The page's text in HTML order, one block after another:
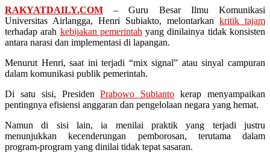
RAKYATDAILY.COM – Guru Besar Ilmu Komunikasi
Universitas Airlangga, Henri Subiakto, melontarkan kritik tajam
terhadap arah kebijakan pemerintah yang dinilainya tidak konsisten
antara narasi dan implementasi di lapangan.
Menurut Henri, saat ini terjadi “mix signal” atau sinyal campuran
dalam komunikasi publik pemerintah.
Di satu sisi, PresidenPrabowo Subianto kerap menyampaikan
pentingnya efisiensi anggaran dan pengelolaan negara yang hemat.
Namun di sisi lain, ia menilai praktik yang terjadi justru
menunjukkan kecenderungan pemborosan, terutama dalam
program-program yang dinilai tidak tepat sasaran.